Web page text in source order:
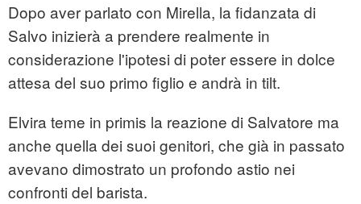
Dopo aver parlato con Mirella, la fidanzata di
Salvo inizierà a prendere realmente in
considerazione l'ipotesi di poter essere in dolce
attesa del suo primo figlio e andrà in tilt.
Elvira teme in primis la reazione di Salvatore ma
anche quella dei suoi genitori, che già in passato
avevano dimostrato un profondo astio nei
confronti del barista.